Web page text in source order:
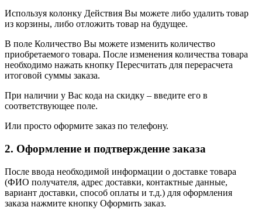
Используя колонку Действия Вы можете либо удалить товар
из корзины, либо отложить товар на будущее.
В поле Количество Вы можете изменить количество
приобретаемого товара. После изменения количества товара
необходимо нажать кнопку Пересчитать для перерасчета
итоговой суммы заказа.
При наличии у Вас кода на скидку – введите его в
соответствующее поле.
Или просто оформите заказ по телефону.
2. Оформление и подтверждение заказа
После ввода необходимой информации о доставке товара
(ФИО получателя, адрес доставки, контактные данные,
вариант доставки, способ оплаты и т.д.) для оформления
заказа нажмите кнопку Оформить заказ.